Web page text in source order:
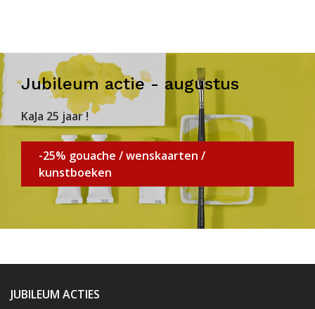
Jubileum actie - augustus
KaJa 25 jaar !
-25% gouache / wenskaarten /
kunstboeken
JUBILEUM ACTIES